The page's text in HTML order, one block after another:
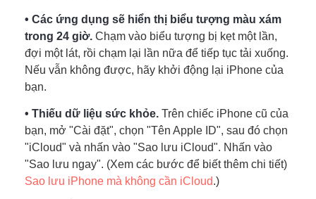
Bước 2.
• Các ứng dụng sẽ hiển thị biểu tượng màu xám
trong 24 giờ. Chạm vào biểu tượng bị kẹt một lần,
đợi một lát, rồi chạm lại lần nữa để tiếp tục tải xuống.
Nếu vẫn không được, hãy khởi động lại iPhone của
bạn.
• Thiếu dữ liệu sức khỏe. Trên chiếc iPhone cũ của
bạn, mở "Cài đặt", chọn "Tên Apple ID", sau đó chọn
"iCloud" và nhấn vào "Sao lưu iCloud". Nhấn vào
"Sao lưu ngay". (Xem các bước để biết thêm chi tiết)
Sao lưu iPhone mà không cần iCloud.)